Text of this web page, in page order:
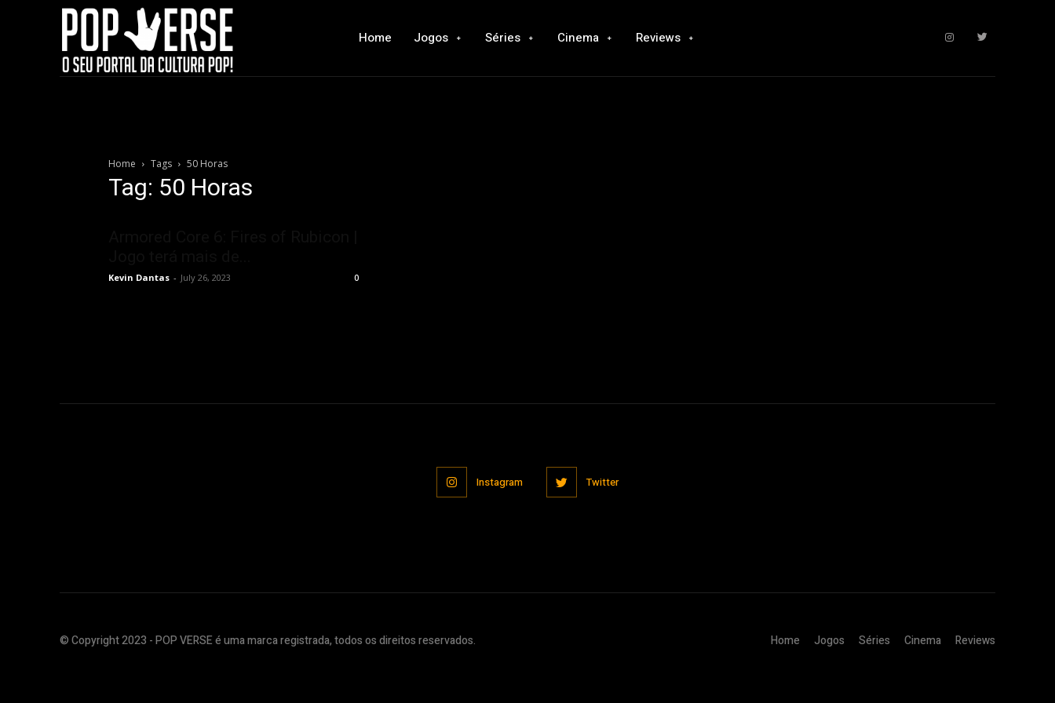
Home Jogos Séries Cinema Reviews
Home Tags 50 Horas
Tag: 50 Horas
Kevin Dantas - July 26, 2023 0
Instagram Twitter
© Copyright 2023 - POP VERSE é uma marca registrada, todos os direitos reservados. Home Jogos Séries Cinema Reviews